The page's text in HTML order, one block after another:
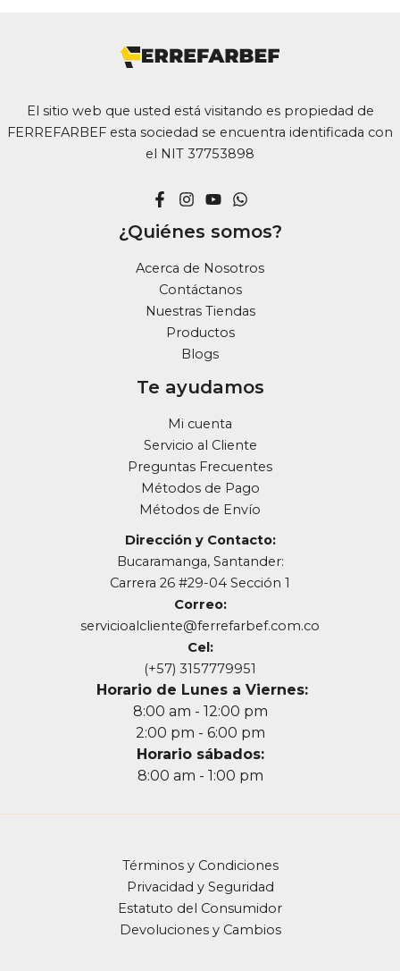
El sitio web que usted está visitando es propiedad de
FERREFARBEF esta sociedad se encuentra identificada con
el NIT 37753898
¿Quiénes somos?
Acerca de Nosotros
Contáctanos
Nuestras Tiendas
Productos
Blogs
Te ayudamos
Mi cuenta
Servicio al Cliente
Preguntas Frecuentes
Métodos de Pago
Métodos de Envío
Dirección y Contacto:
Bucaramanga, Santander:
Carrera 26 #29-04 Sección 1
Correo:
servicioalcliente@ferrefarbef.com.co
Cel:
(+57) 3157779951
Horario de Lunes a Viernes:
8:00 am - 12:00 pm
2:00 pm - 6:00 pm
Horario sábados:
8:00 am - 1:00 pm
Términos y Condiciones
Privacidad y Seguridad
Estatuto del Consumidor
Devoluciones y Cambios